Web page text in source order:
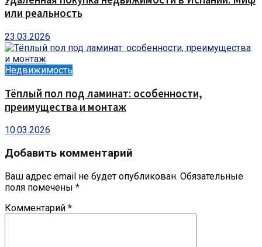
или реальность
23.03.2026
Недвижимость
Тёплый пол под ламинат: особенности,
преимущества и монтаж
10.03.2026
Добавить комментарий
Ваш адрес email не будет опубликован. Обязательные
поля помечены *
Комментарий *